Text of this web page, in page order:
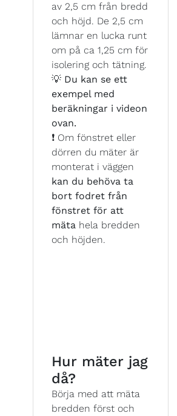
av 2,5 cm från bredd
och höjd. De 2,5 cm
lämnar en lucka runt
om på ca 1,25 cm för
isolering och tätning.
💡 Du kan se ett
exempel med
beräkningar i videon
ovan.
❗ Om fönstret eller
dörren du mäter är
monterat i väggen
kan du behöva ta
bort fodret från
fönstret för att
mäta hela bredden
och höjden.
Hur mäter jag
då?
Börja med att mäta
bredden först och